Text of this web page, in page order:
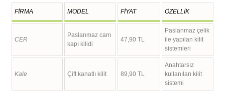
FİRMA MODEL FİYAT ÖZELLİK
CER
Paslanmaz cam
kapı kilidi
47,90 TL
Paslanmaz çelik
ile yapılan kilit
sistemleri
Kale Çift kanatlı kilit 89,90 TL
Anahtarsız
kullanılan kilit
sistemi